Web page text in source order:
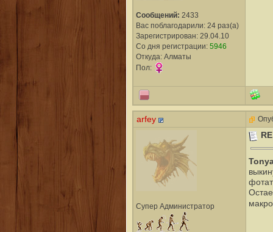
Сообщений: 2433
Вас поблагодарили: 24 раз(а)
Зарегистрирован: 29.04.10
Со дня регистрации: 5946
Откуда: Алматы
Пол:
arfey
Супер Администратор